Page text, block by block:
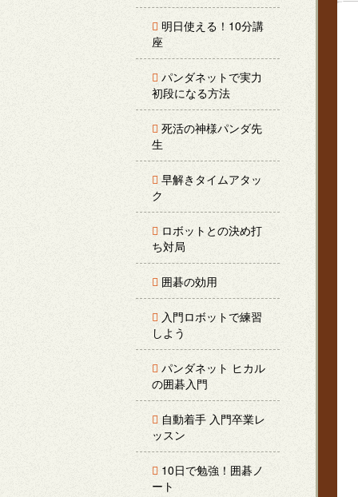
明日使える！10分講
座
パンダネットで実力
初段になる方法
死活の神様パンダ先
生
早解きタイムアタッ
ク
ロボットとの決め打
ち対局
囲碁の効用
入門ロボットで練習
しよう
パンダネット ヒカル
の囲碁入門
自動着手 入門卒業レ
ッスン
10日で勉強！囲碁ノ
ート